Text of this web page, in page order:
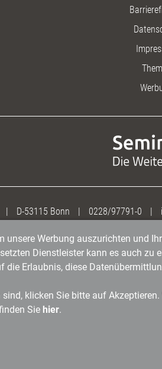
| D-53115 Bonn | 0228/97791-0 |
Werbung auszurichten und
Dienstleister kann es auch zu
Erlaubnis, diese
klicken Sie bitte auf
Sie hier.